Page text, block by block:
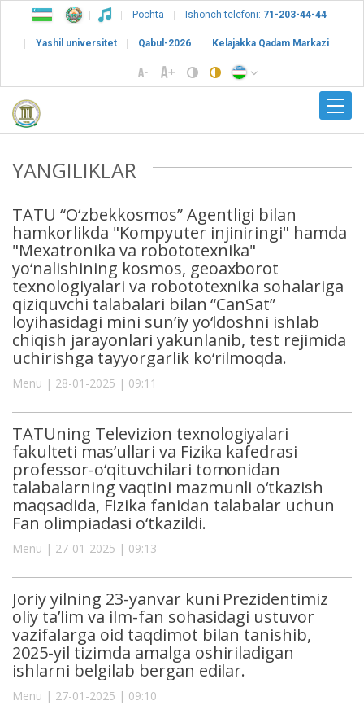
Pochta Ishonch telefoni: 71-203-44-44
Yashil universitet Qabul-2026 Kelajakka Qadam Markazi
YANGILIKLAR
TATU “O‘zbekkosmos” Agentligi bilan
hamkorlikda "Kompyuter injiniringi" hamda
"Mexatronika va robototexnika"
yo‘nalishining kosmos, geoaxborot
texnologiyalari va robototexnika sohalariga
qiziquvchi talabalari bilan “CanSat”
loyihasidagi mini sun’iy yo‘ldoshni ishlab
chiqish jarayonlari yakunlanib, test rejimida
uchirishga tayyorgarlik ko‘rilmoqda.
Menu | 28-01-2025 | 09:11
TATUning Televizion texnologiyalari
fakulteti mas’ullari va Fizika kafedrasi
professor-o‘qituvchilari tomonidan
talabalarning vaqtini mazmunli o‘tkazish
maqsadida, Fizika fanidan talabalar uchun
Fan olimpiadasi o‘tkazildi.
Menu | 27-01-2025 | 09:13
Joriy yilning 23-yanvar kuni Prezidentimiz
oliy ta’lim va ilm-fan sohasidagi ustuvor
vazifalarga oid taqdimot bilan tanishib,
2025-yil tizimda amalga oshiriladigan
ishlarni belgilab bergan edilar.
Menu | 27-01-2025 | 09:10